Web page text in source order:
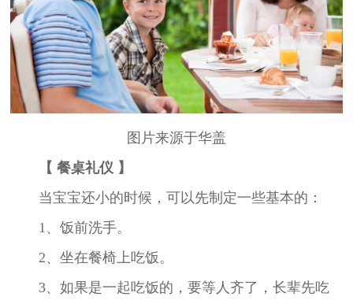
图片来源于华盖
【 餐桌礼仪 】
当宝宝还小的时候，可以先制定一些基本的：
1、饭前洗手。
2、坐在餐椅上吃饭。
3、如果是一起吃饭的，要等人齐了，长辈先吃